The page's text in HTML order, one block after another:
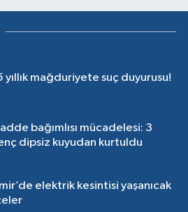
yıllık mağduriyete suç duyurusu!
bağımlısı mücadelesi: 3
dipsiz kuyudan kurtuldu
elektrik kesintisi yaşanıcak